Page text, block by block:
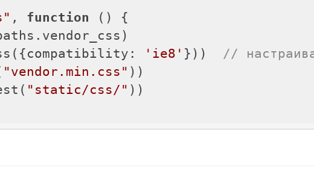
, function ( ) {
compatibility : 'ie8' })) //
"vendor.min.css" ))
"static/css/" ))